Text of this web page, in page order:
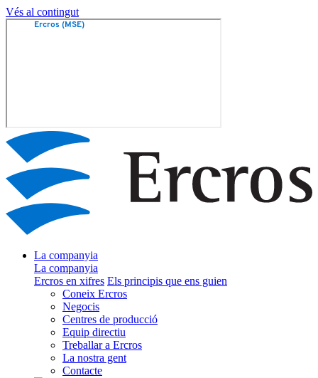
Vés al contingut
La companyia
La companyia
Ercros en xifres Els principis que ens guien
Coneix Ercros
Negocis
Centres de producció
Equip directiu
Treballar a Ercros
La nostra gent
Contacte